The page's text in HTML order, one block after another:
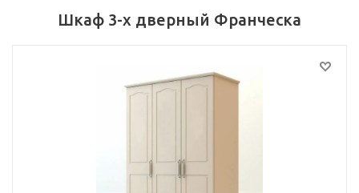
Шкаф 3-х дверный Франческа